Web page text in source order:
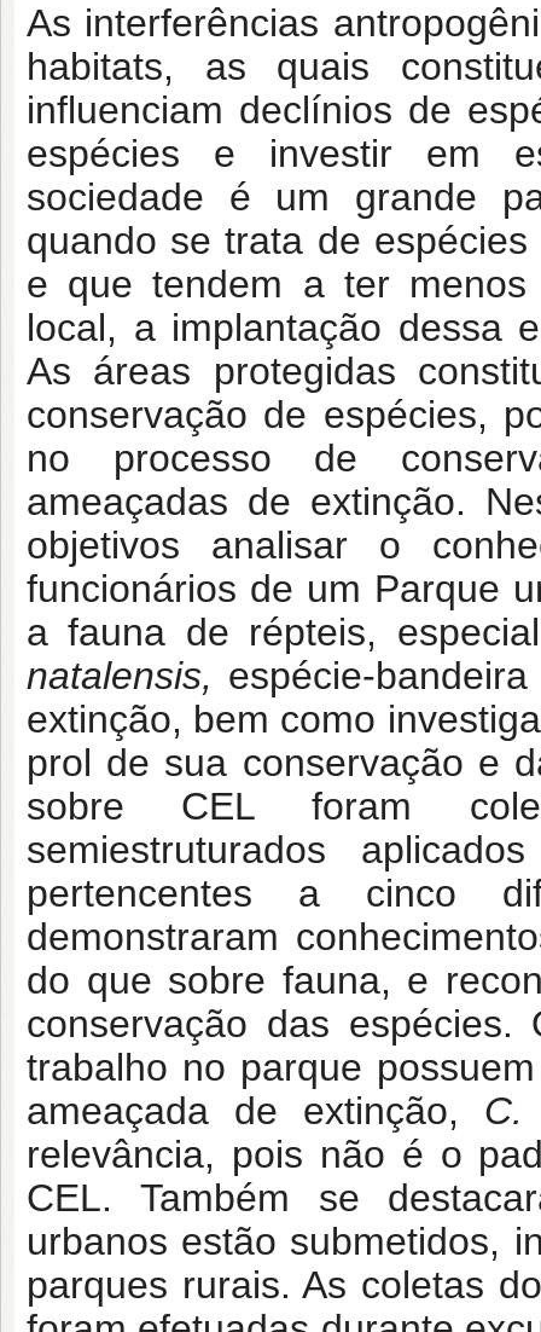
As interferências
habitats, as quais
influenciam declínios de
espécies e investir em
sociedade é um grande
quando se trata de
e que tendem a ter
local, a implantação dessa
As áreas protegidas
conservação de espécies,
no processo de
ameaçadas de extinção.
objetivos analisar o
funcionários de um Parque
a fauna de répteis,
natalensis, espécie-
extinção, bem como
prol de sua conservação e
sobre CEL foram
semiestruturados
pertencentes a cinco
demonstraram
do que sobre fauna, e
conservação das
trabalho no parque
ameaçada de extinção, C.
relevância, pois não é o
CEL. Também se
urbanos estão submetidos,
parques rurais. As coletas